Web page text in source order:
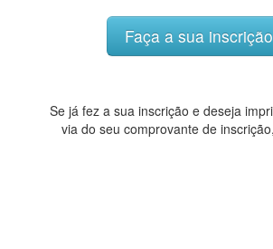
Faça a sua
Se já fez a sua inscrição e deseja
via do seu comprovante de inscrição,